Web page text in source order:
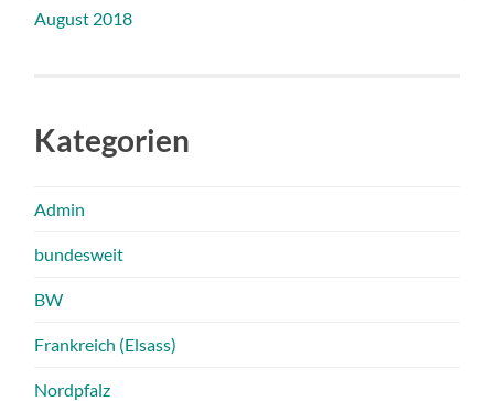
August 2018
Kategorien
Admin
bundesweit
BW
Frankreich (Elsass)
Nordpfalz